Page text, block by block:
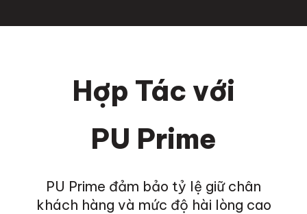
Hợp Tác với
PU Prime
PU Prime đảm bảo tỷ lệ giữ chân
khách hàng và mức độ hài lòng cao